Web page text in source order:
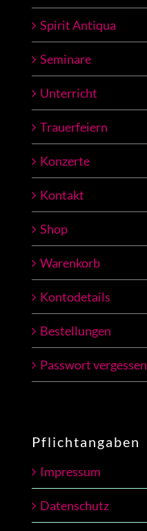
Spirit Antiqua
Seminare
Unterricht
Trauerfeiern
Konzerte
Kontakt
Shop
Warenkorb
Kontodetails
Bestellungen
Passwort vergessen
Pflichtangaben
Impressum
Datenschutz